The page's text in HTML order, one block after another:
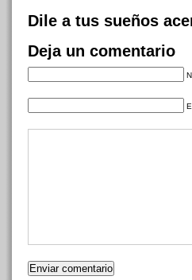
Dile a tus sueños
Deja un comentario